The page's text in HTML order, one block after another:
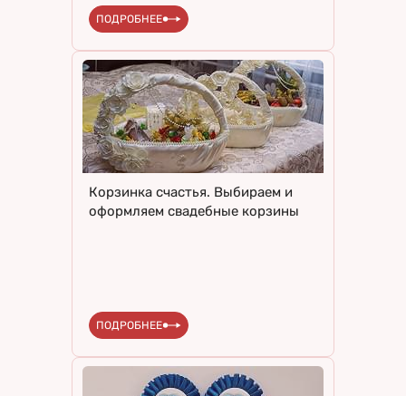
ПОДРОБНЕЕ
Корзинка счастья. Выбираем и
оформляем свадебные корзины
ПОДРОБНЕЕ